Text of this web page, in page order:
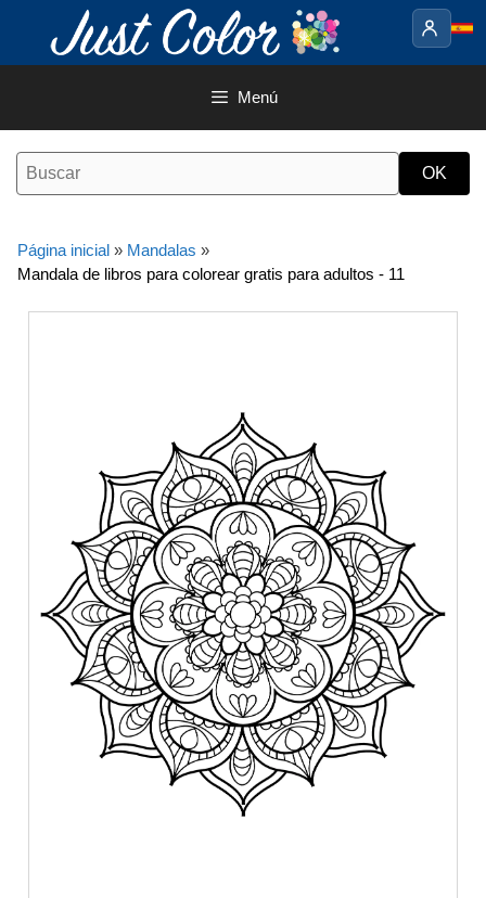
contenido
Menú
Página inicial » Mandalas »
Mandala de libros para colorear gratis para adultos - 11